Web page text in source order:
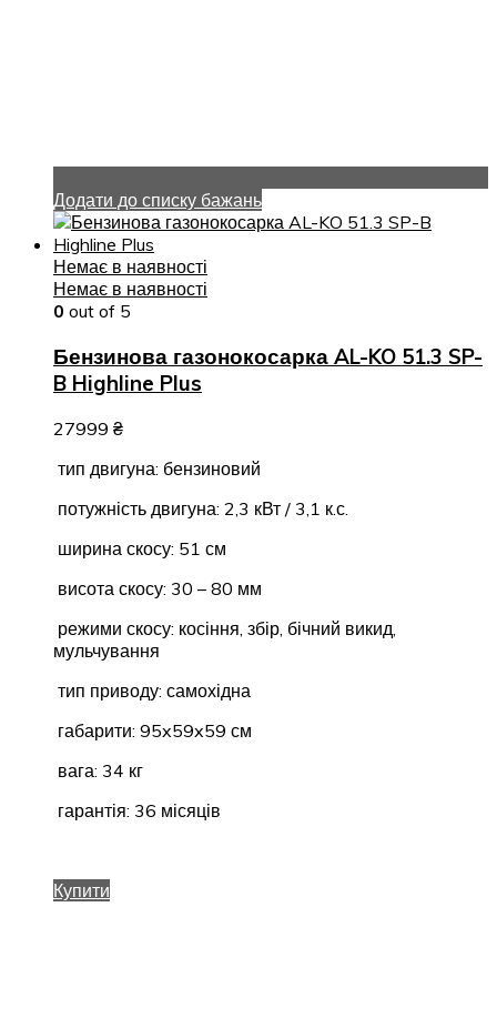
Додати до списку бажань
Немає в наявності
Немає в наявності
0 out of 5
Бензинова газонокосарка AL-KO 51.3 SP-
B Highline Plus
27999 ₴
тип двигуна: бензиновий
потужність двигуна: 2,3 кВт / 3,1 к.с.
ширина скосу: 51 см
висота скосу: 30 – 80 мм
режими скосу: косіння, збір, бічний викид,
мульчування
тип приводу: самохідна
габарити: 95x59x59 см
вага: 34 кг
гарантія: 36 місяців
Купити